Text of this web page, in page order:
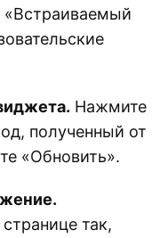
«Встраиваемый
Нажмите
полученный от
«Обновить».
так,